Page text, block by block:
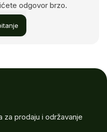
odgovor brzo.
za prodaju i održavanje